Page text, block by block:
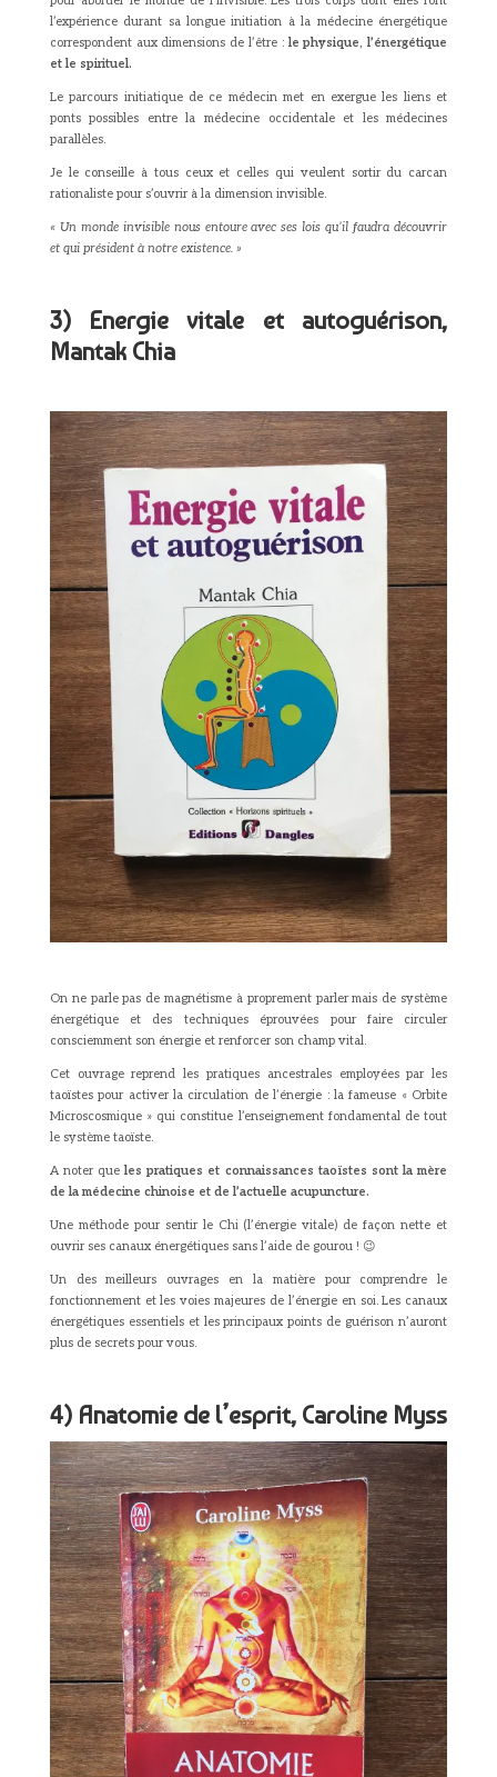
l’expérience durant sa longue initiation à la médecine énergétique
correspondent aux dimensions de l’être : le physique, l’énergétique
et le spirituel.
Le parcours initiatique de ce médecin met en exergue les liens et
ponts possibles entre la médecine occidentale et les médecines
parallèles.
Je le conseille à tous ceux et celles qui veulent sortir du carcan
rationaliste pour s’ouvrir à la dimension invisible.
« Un monde invisible nous entoure avec ses lois qu’il faudra découvrir
et qui président à notre existence. »
3) Energie vitale et autoguérison,
Mantak Chia
On ne parle pas de magnétisme à proprement parler mais de système
énergétique et des techniques éprouvées pour faire circuler
consciemment son énergie et renforcer son champ vital.
Cet ouvrage reprend les pratiques ancestrales employées par les
taoïstes pour activer la circulation de l’énergie : la fameuse « Orbite
Microscosmique » qui constitue l’enseignement fondamental de tout
le système taoïste.
A noter queles pratiques et connaissances taoïstes sont la mère
de la médecine chinoise et de l’actuelle acupuncture.
Une méthode pour sentir le Chi (l’énergie vitale) de façon nette et
ouvrir ses canaux énergétiques sans l’aide de gourou ! 😉
Un des meilleurs ouvrages en la matière pour comprendre le
fonctionnement et les voies majeures de l’énergie en soi. Les canaux
énergétiques essentiels et les principaux points de guérison n’auront
plus de secrets pour vous.
4) Anatomie de l’esprit, Caroline Myss